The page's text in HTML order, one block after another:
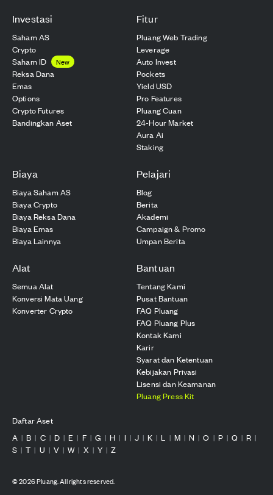
Investasi
Saham AS
Crypto
Saham ID
New
Reksa Dana
Emas
Options
Crypto Futures
Bandingkan Aset
Fitur
Pluang Web Trading
Leverage
Auto Invest
Pockets
Yield USD
Pro Features
Pluang Cuan
24-Hour Market
Aura Ai
Staking
Biaya
Biaya Saham AS
Biaya Crypto
Biaya Reksa Dana
Biaya Emas
Biaya Lainnya
Pelajari
Blog
Berita
Akademi
Campaign & Promo
Umpan Berita
Alat
Semua Alat
Konversi Mata Uang
Konverter Crypto
Bantuan
Tentang Kami
Pusat Bantuan
FAQ Pluang
FAQ Pluang Plus
Kontak Kami
Karir
Syarat dan Ketentuan
Kebijakan Privasi
Lisensi dan Keamanan
Pluang Press Kit
Daftar Aset
A | B | C | D | E | F | G | H | I | J | K | L | M | N | O | P | Q | R |
S | T | U | V | W | X | Y | Z
©2026Pluang. All rights reserved.